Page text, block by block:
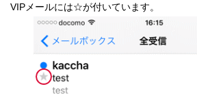
VIPメールには☆が付いています。